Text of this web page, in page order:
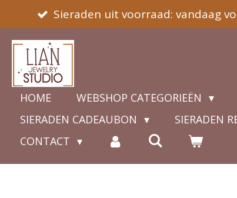
direct
naar
hoofdinhoud
Sieraden uit voorraad: vandaag
HOME WEBSHOP CATEGORIEËN
SIERADEN CADEAUBON
SIERADEN
CONTACT